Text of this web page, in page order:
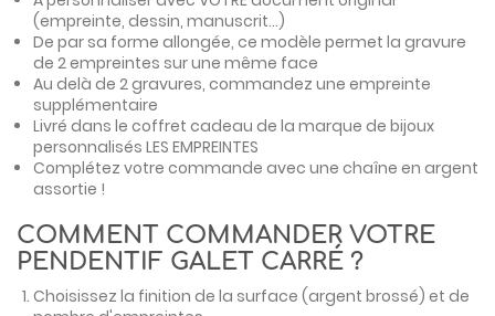
(empreinte, dessin, manuscrit...)
De par sa forme allongée, ce modèle permet la gravure
de 2 empreintes sur une même face
Au delà de 2 gravures, commandez une empreinte
supplémentaire
Livré dans le coffret cadeau de la marque de bijoux
personnalisés LES EMPREINTES
Complétez votre commande avec une chaîne en argent
assortie !
COMMENT COMMANDER VOTRE
PENDENTIF GALET CARRÉ ?
Choisissez la finition de la surface (argent brossé) et de